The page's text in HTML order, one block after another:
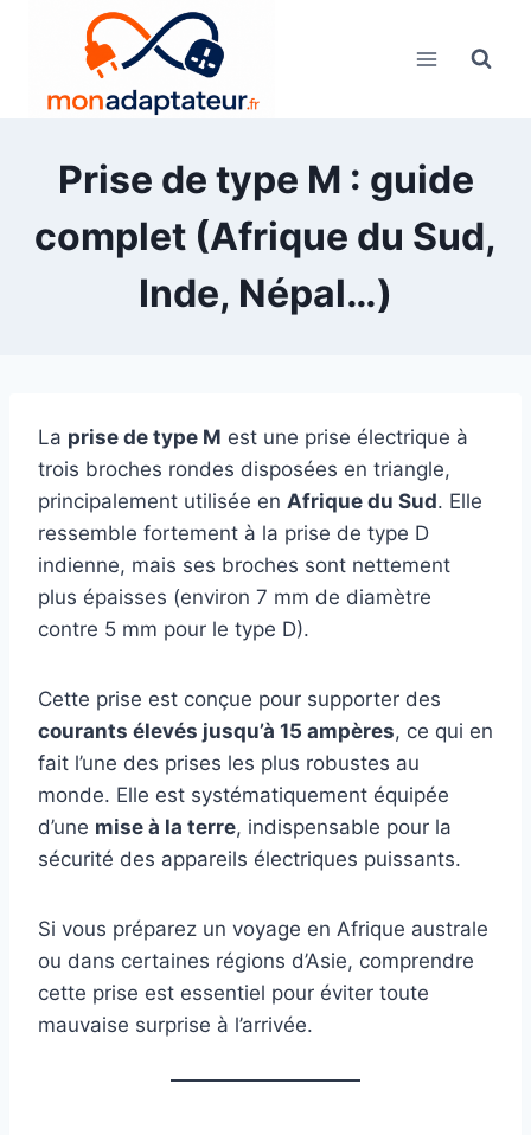
Prise de type M : guide
complet (Afrique du Sud,
Inde, Népal…)
La prise de type M est une prise électrique à
trois broches rondes disposées en triangle,
principalement utilisée en Afrique du Sud. Elle
ressemble fortement à la prise de type D
indienne, mais ses broches sont nettement
plus épaisses (environ 7 mm de diamètre
contre 5 mm pour le type D).
Cette prise est conçue pour supporter des
courants élevés jusqu’à 15 ampères, ce qui en
fait l’une des prises les plus robustes au
monde. Elle est systématiquement équipée
d’une mise à la terre, indispensable pour la
sécurité des appareils électriques puissants.
Si vous préparez un voyage en Afrique australe
ou dans certaines régions d’Asie, comprendre
cette prise est essentiel pour éviter toute
mauvaise surprise à l’arrivée.